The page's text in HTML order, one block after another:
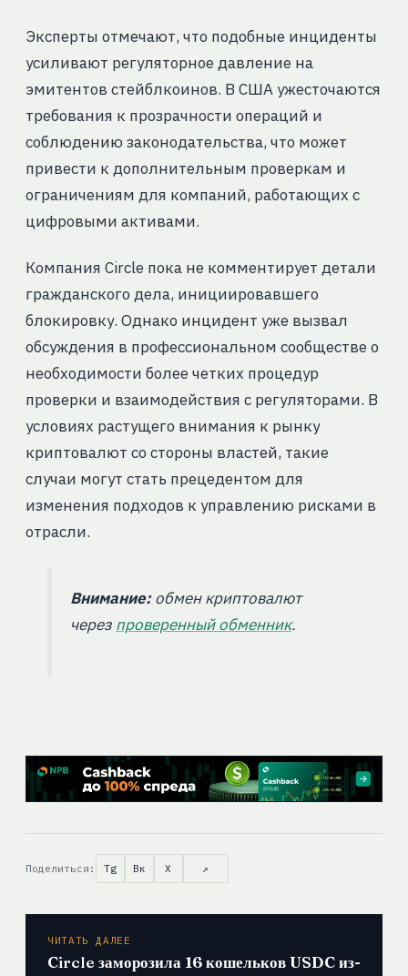
Эксперты отмечают, что подобные инциденты
усиливают регуляторное давление на
эмитентов стейблкоинов. В США ужесточаются
требования к прозрачности операций и
соблюдению законодательства, что может
привести к дополнительным проверкам и
ограничениям для компаний, работающих с
цифровыми активами.
Компания Circle пока не комментирует детали
гражданского дела, инициировавшего
блокировку. Однако инцидент уже вызвал
обсуждения в профессиональном сообществе о
необходимости более четких процедур
проверки и взаимодействия с регуляторами. В
условиях растущего внимания к рынку
криптовалют со стороны властей, такие
случаи могут стать прецедентом для
изменения подходов к управлению рисками в
отрасли.
Внимание:обмен криптовалют
через проверенный обменник.
Поделиться: Tg Вк X ↗
ЧИТАТЬ ДАЛЕЕ
Circle заморозила 16 кошельков USDC из-